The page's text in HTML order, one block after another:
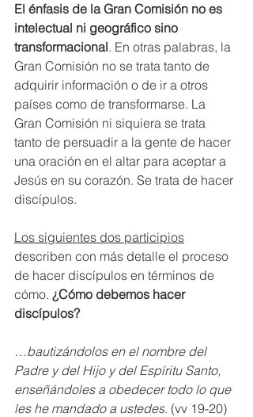
El énfasis de la Gran Comisión no es
intelectual ni geográfico sino
transformacional. En otras palabras, la
Gran Comisión no se trata tanto de
adquirir información o de ir a otros
países como de transformarse. La
Gran Comisión ni siquiera se trata
tanto de persuadir a la gente de hacer
una oración en el altar para aceptar a
Jesús en su corazón. Se trata de hacer
discípulos.
Los siguientes dos participios
describen con más detalle el proceso
de hacer discípulos en términos de
cómo. ¿Cómo debemos hacer
discípulos?
…bautizándolos en el nombre del
Padre y del Hijo y del Espíritu Santo,
enseñándoles a obedecer todo lo que
les he mandado a ustedes. (vv 19-20)